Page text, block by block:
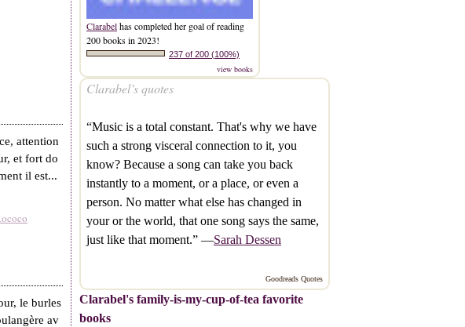
attention
et fort do
il est...
le burles
av
Clarabelhas completed her goal of reading
200 books in 2023!
237 of 200 (100%)
view books
Clarabel’s quotes
“Music is a total constant. That's why we have
such a strong visceral connection to it, you
know? Because a song can take you back
instantly to a moment, or a place, or even a
person. No matter what else has changed in
your or the world, that one song says the same,
just like that moment.” —Sarah Dessen
Goodreads Quotes
Clarabel's family-is-my-cup-of-tea favorite
books